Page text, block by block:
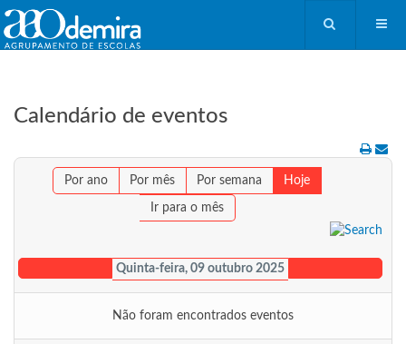
Calendário de eventos
Por ano Por mês Por semana Hoje
Ir para o mês
Quinta-feira, 09 outubro 2025
Não foram encontrados eventos